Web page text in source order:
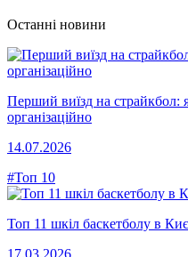
Останні новини
Перший виїзд на страйкбол:
організаційно
14.07.2026
#Топ 10
Топ 11 шкіл баскетболу в
17.03.2026